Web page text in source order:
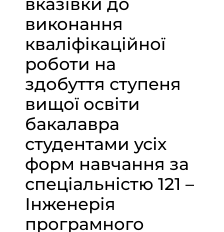
виконання
кваліфікаційної
роботи на
здобуття ступеня
вищої освіти
бакалавра
студентами усіх
форм навчання за
спеціальністю 121 –
Інженерія
програмного